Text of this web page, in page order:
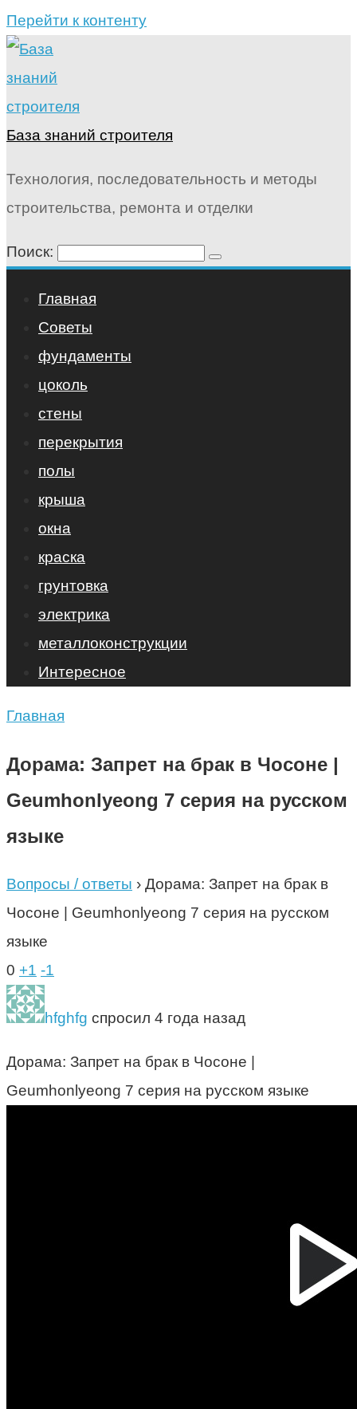
Перейти к контенту
База знаний строителя
Технология, последовательность и методы
строительства, ремонта и отделки
Поиск:
Главная
Советы
фундаменты
цоколь
стены
перекрытия
полы
крыша
окна
краска
грунтовка
электрика
металлоконструкции
Интересное
Главная
Дорама: Запрет на брак в Чосоне |
Geumhonlyeong 7 серия на русском
языке
Вопросы / ответы › Дорама: Запрет на брак в
Чосоне | Geumhonlyeong 7 серия на русском
языке
0 +1 -1
hfghfg спросил 4 года назад
Дорама: Запрет на брак в Чосоне |
Geumhonlyeong 7 серия на русском языке